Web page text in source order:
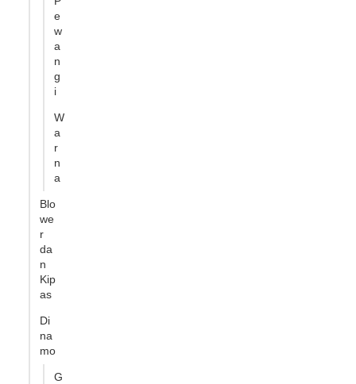
e
w
a
n
g
i
W
a
r
n
a
Blo
we
r
da
n
Kip
as
Di
na
mo
G